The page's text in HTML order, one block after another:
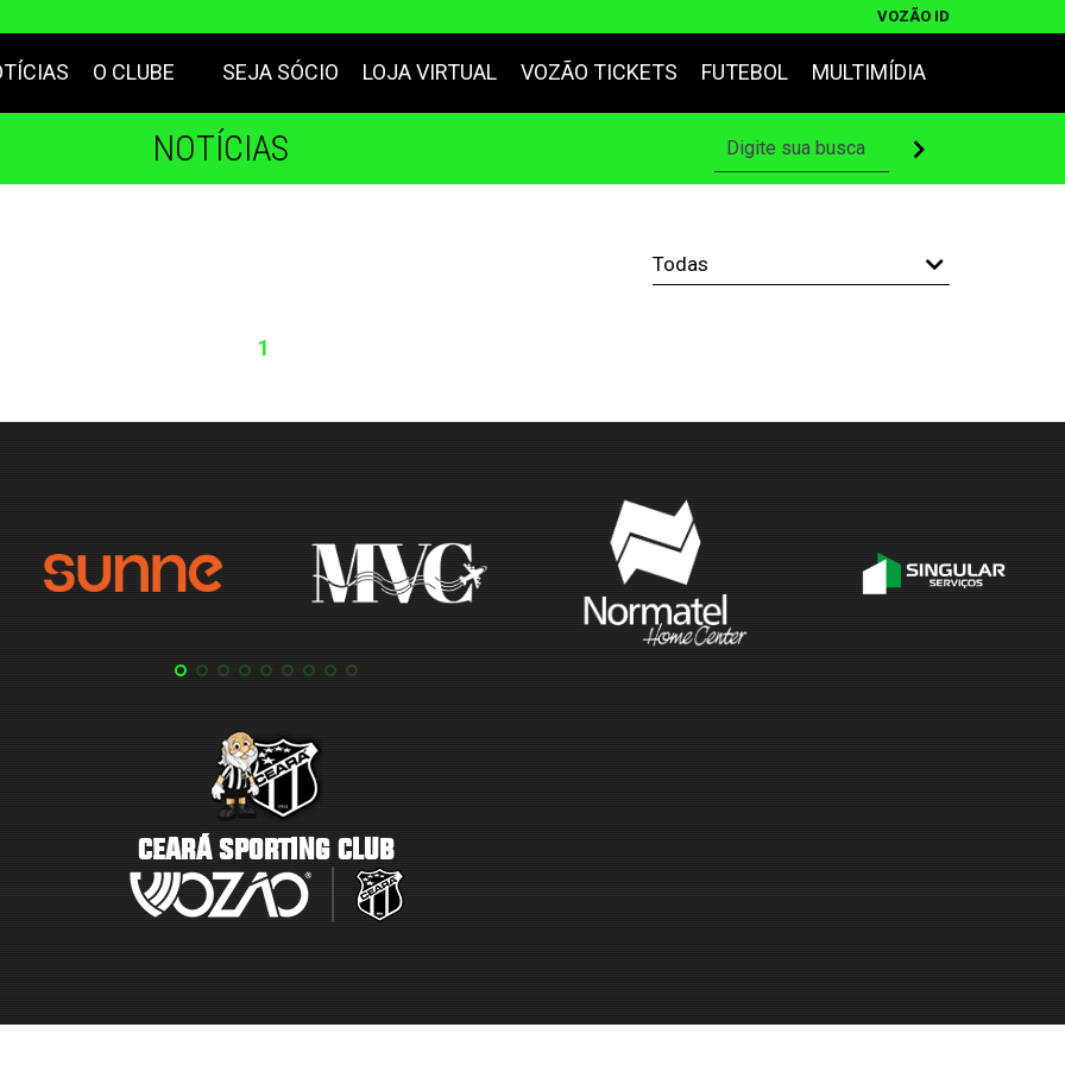
VOZÃO ID
O CLUBE SEJA SÓCIO LOJA VIRTUAL VOZÃO TICKETS FUTEBOL MULTIMÍDIA
NOTÍCIAS
1
CEARÁ SPORTING CLUB